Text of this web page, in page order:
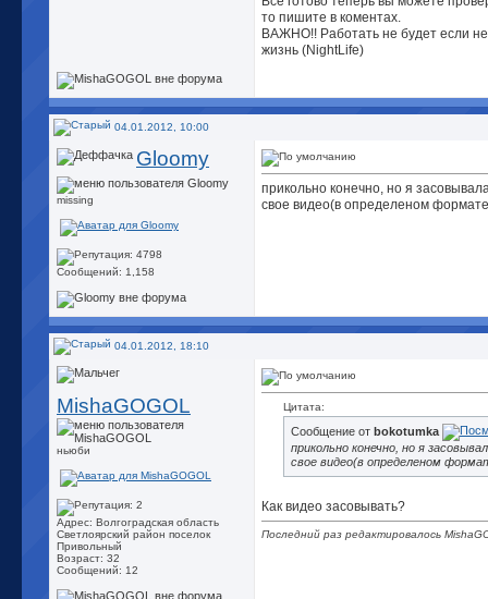
то пишите в коментах.
ВАЖНО!! Работать не будет если
жизнь (NightLife)
04.01.2012, 10:00
Gloomy
missing
Сообщений: 1,158
прикольно конечно, но я
свое видео(в определеном
04.01.2012, 18:10
MishaGOGOL
ньюби
Адрес: Волгоградская область
Светлоярский район поселок
Привольный
Возраст: 32
Сообщений: 12
Цитата:
Сообщение от bokotumka
прикольно конечно, но я
свое видео(в определеном
Как видео засовывать?
Последний раз редактировалось